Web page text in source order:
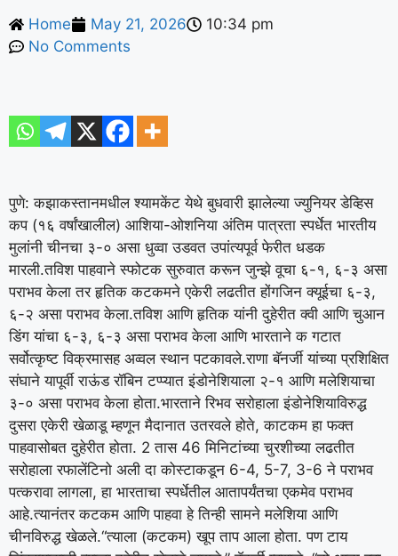
Home May 21, 2026
10:34 pm
No Comments
पुणे: कझाकस्तानमधील श्यामकेंट येथे बुधवारी झालेल्या ज्युनियर डेव्हिस
कप (१६ वर्षांखालील) आशिया-ओशनिया अंतिम पात्रता स्पर्धेत भारतीय
मुलांनी चीनचा ३-० असा धुव्वा उडवत उपांत्यपूर्व फेरीत धडक
मारली.तविश पाहवाने स्फोटक सुरुवात करून जुन्झे वूचा ६-१, ६-३ असा
पराभव केला तर हृतिक कटकमने एकेरी लढतीत होंगजिन क्यूईचा ६-३,
६-२ असा पराभव केला.तविश आणि हृतिक यांनी दुहेरीत क्वी आणि चुआन
डिंग यांचा ६-३, ६-३ असा पराभव केला आणि भारताने क गटात
सर्वोत्कृष्ट विक्रमासह अव्वल स्थान पटकावले.राणा बॅनर्जी यांच्या प्रशिक्षित
संघाने यापूर्वी राऊंड रॉबिन टप्प्यात इंडोनेशियाला २-१ आणि मलेशियाचा
३-० असा पराभव केला होता.भारताने रिभव सरोहाला इंडोनेशियाविरुद्ध
दुसरा एकेरी खेळाडू म्हणून मैदानात उतरवले होते, काटकम हा फक्त
पाहवासोबत दुहेरीत होता. 2 तास 46 मिनिटांच्या चुरशीच्या लढतीत
सरोहाला रफालेंटिनो अली दा कोस्टाकडून 6-4, 5-7, 3-6 ने पराभव
पत्करावा लागला, हा भारताचा स्पर्धेतील आतापर्यंतचा एकमेव पराभव
आहे.त्यानंतर कटकम आणि पाहवा हे तिन्ही सामने मलेशिया आणि
चीनविरुद्ध खेळले.“त्याला (कटकम) खूप ताप आला होता. पण टाय